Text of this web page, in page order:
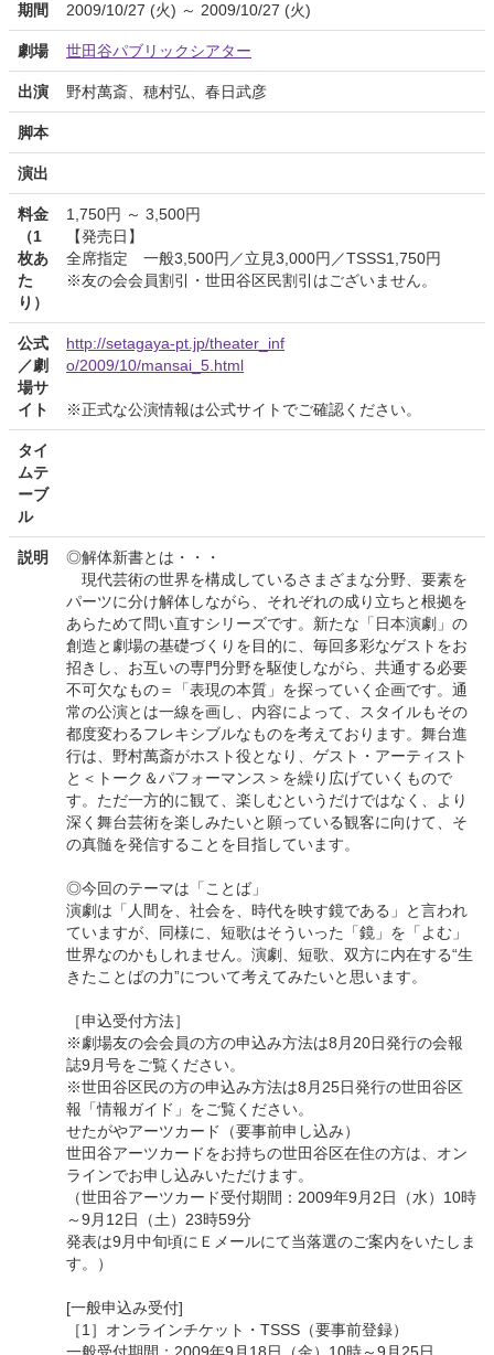
期間 2009/10/27 (火) ～ 2009/10/27 (火)
劇場 世田谷パブリックシアター
出演 野村萬斎、穂村弘、春日武彦
脚本
演出
料金
（1
枚あ
た
り）
1,750円 ～ 3,500円
【発売日】
全席指定 一般3,500円／立見3,000円／TSSS1,750円
※友の会会員割引・世田谷区民割引はございません。
公式
／劇
場サ
イト
http://setagaya-pt.jp/theater_inf
o/2009/10/mansai_5.html
※正式な公演情報は公式サイトでご確認ください。
タイ
ムテ
ーブ
ル
説明
◎解体新書とは・・・
現代芸術の世界を構成しているさまざまな分野、要素を
パーツに分け解体しながら、それぞれの成り立ちと根拠を
あらためて問い直すシリーズです。新たな「日本演劇」の
創造と劇場の基礎づくりを目的に、毎回多彩なゲストをお
招きし、お互いの専門分野を駆使しながら、共通する必要
不可欠なもの＝「表現の本質」を探っていく企画です。通
常の公演とは一線を画し、内容によって、スタイルもその
都度変わるフレキシブルなものを考えております。舞台進
行は、野村萬斎がホスト役となり、ゲスト・アーティスト
と＜トーク＆パフォーマンス＞を繰り広げていくもので
す。ただ一方的に観て、楽しむというだけではなく、より
深く舞台芸術を楽しみたいと願っている観客に向けて、そ
の真髄を発信することを目指しています。
◎今回のテーマは「ことば」
演劇は「人間を、社会を、時代を映す鏡である」と言われ
ていますが、同様に、短歌はそういった「鏡」を「よむ」
世界なのかもしれません。演劇、短歌、双方に内在する“生
きたことばの力”について考えてみたいと思います。
［申込受付方法］
※劇場友の会会員の方の申込み方法は8月20日発行の会報
誌9月号をご覧ください。
※世田谷区民の方の申込み方法は8月25日発行の世田谷区
報「情報ガイド」をご覧ください。
せたがやアーツカード（要事前申し込み）
世田谷アーツカードをお持ちの世田谷区在住の方は、オン
ラインでお申し込みいただけます。
（世田谷アーツカード受付期間：2009年9月2日（水）10時
～9月12日（土）23時59分
発表は9月中旬頃にＥメールにて当落選のご案内をいたしま
す。）
[一般申込み受付]
［1］オンラインチケット・TSSS（要事前登録）